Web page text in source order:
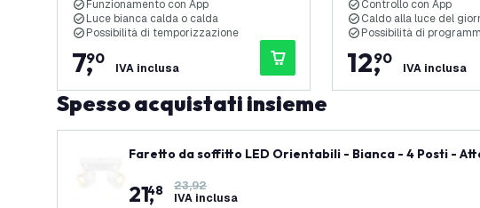
Funzionamento con App
Luce bianca calda o calda
Possibilità di temporizzazione
7,
90
IVA inclusa
Controllo con App
Caldo alla luce del
Possibilità di
12,
90
IVA inclusa
Spesso acquistati insieme
Faretto da soffitto LED Orientabili - Bianca - 4 Posti -
21,
48
23,92
IVA inclusa